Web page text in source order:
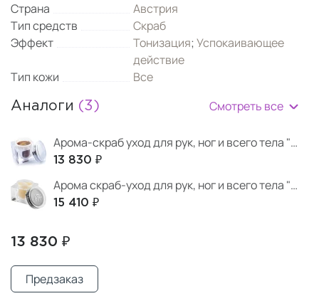
Страна
Австрия
Тип средств
Скраб
Эффект
Тонизация;Успокаивающее
действие
Тип кожи
Все
Аналоги (3) Смотреть все
Арома-скраб уход для рук, ног и всего тела "Черный шоколад"
13 830 ₽
Арома скраб-уход для рук, ног и всего тела "Табак и кожа"
15 410 ₽
13 830 ₽
Предзаказ